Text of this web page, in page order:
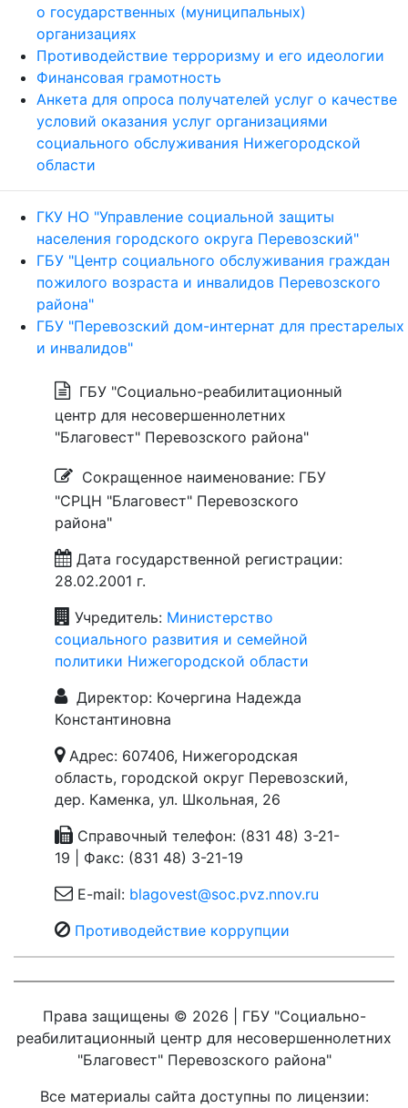
о государственных (муниципальных)
организациях
Противодействие терроризму и его идеологии
Финансовая грамотность
Анкета для опроса получателей услуг о качестве
условий оказания услуг организациями
социального обслуживания Нижегородской
области
ГКУ НО "Управление социальной защиты
населения городского округа Перевозский"
ГБУ "Центр социального обслуживания граждан
пожилого возраста и инвалидов Перевозского
района"
ГБУ "Перевозский дом-интернат для престарелых
и инвалидов"
ГБУ "Социально-реабилитационный
центр для несовершеннолетних
"Благовест" Перевозского района"
Сокращенное наименование: ГБУ
"СРЦН "Благовест" Перевозского
района"
Дата государственной регистрации:
28.02.2001 г.
Учредитель: Министерство
социального развития и семейной
политики Нижегородской области
Директор: Кочергина Надежда
Константиновна
Адрес: 607406, Нижегородская
область, городской округ Перевозский,
дер. Каменка, ул. Школьная, 26
Справочный телефон: (831 48) 3-21-
19 | Факс: (831 48) 3-21-19
E-mail: blagovest@soc.pvz.nnov.ru
Противодействие коррупции
Права защищены © 2026 | ГБУ "Социально-
реабилитационный центр для несовершеннолетних
"Благовест" Перевозского района"
Все материалы сайта доступны по лицензии: